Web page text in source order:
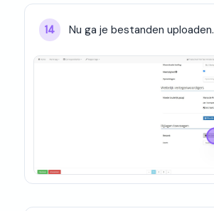
14 Nu ga je bestanden uploaden.